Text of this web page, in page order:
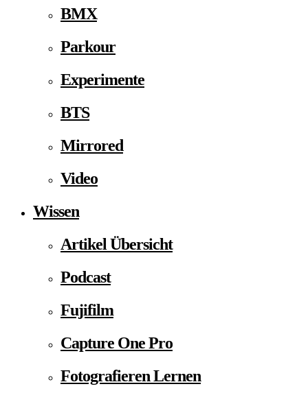
BMX
Parkour
Experimente
BTS
Mirrored
Video
Wissen
Artikel Übersicht
Podcast
Fujifilm
Capture One Pro
Fotografieren Lernen